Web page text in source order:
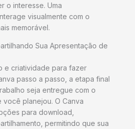
o interesse. Uma
visualmente com o
memorável.
Sua Apresentação de
e criatividade para fazer
passo a passo, a etapa final
seja entregue com o
você planejou. O Canva
para download,
permitindo que sua